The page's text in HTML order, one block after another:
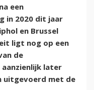
een
in 2020 dit jaar
en Brussel
ligt nog op een
de
aanzienlijk later
uitgevoerd met de